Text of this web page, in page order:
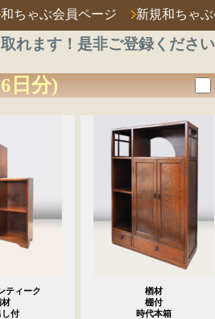
和ちゃぶ会員ページ 新規和ちゃ
れます！是非ご登録ください
日分)
ティーク
材
し付
楢材
棚付
時代本箱